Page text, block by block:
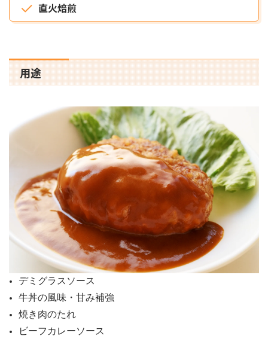
直火焙煎
用途
デミグラスソース
牛丼の風味・甘み補強
焼き肉のたれ
ビーフカレーソース